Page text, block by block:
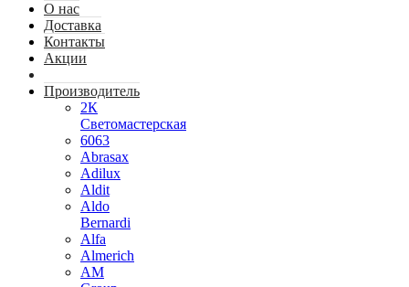
О нас
Доставка
Контакты
Акции
Производитель
2К
Светомастерская
6063
Abrasax
Adilux
Aldit
Aldo
Bernardi
Alfa
Almerich
AM